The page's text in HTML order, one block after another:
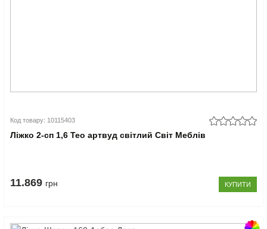
Код товару: 10115403
Ліжко 2-сп 1,6 Тео артвуд світлий Світ Меблів
11.869 грн КУПИТИ